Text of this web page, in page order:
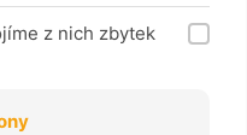
z nich zbytek